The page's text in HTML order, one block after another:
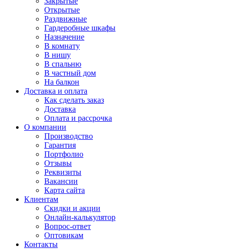
Открытые
Раздвижные
Гардеробные шкафы
Назначение
В комнату
В нишу
В спальню
В частный дом
На балкон
Доставка и оплата
Как сделать заказ
Доставка
Оплата и рассрочка
О компании
Производство
Гарантия
Портфолио
Отзывы
Реквизиты
Вакансии
Карта сайта
Клиентам
Скидки и акции
Онлайн-калькулятор
Вопрос-ответ
Оптовикам
Контакты